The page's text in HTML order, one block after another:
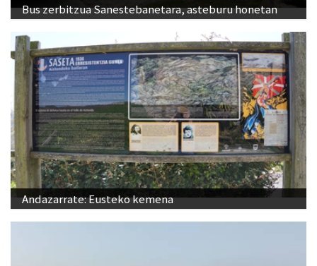
Bus zerbitzua Sanestebanetara, asteburu honetan
Andazarrate: Eusteko kemena